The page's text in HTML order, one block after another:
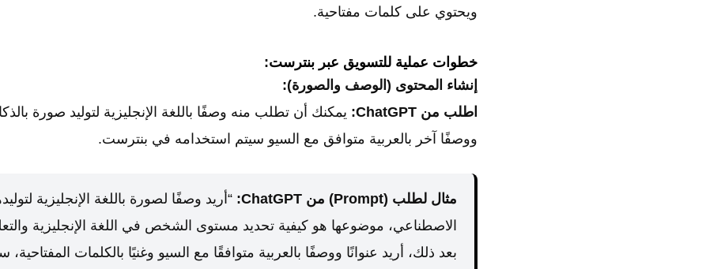
ويحتوي على كلمات مفتاحية.
خطوات عملية للتسويق عبر بنترست:
إنشاء المحتوى (الوصف والصورة):
اطلب من ChatGPT:
يمكنك أن تطلب منه وصفًا باللغة الإنجليزية لتوليد صورة
ووصفًا آخر بالعربية متوافق مع السيو سيتم استخدامه في بنترست.
مثال لطلب (Prompt) من ChatGPT:
“أريد وصفًا لصورة باللغة الإنجليزية
الاصطناعي، موضوعها هو كيفية تحديد مستوى الشخص في اللغة الإنجليزية
بعد ذلك، أريد عنوانًا ووصفًا بالعربية متوافقًا مع السيو وغنيًا بالكلمات المفتاحية،